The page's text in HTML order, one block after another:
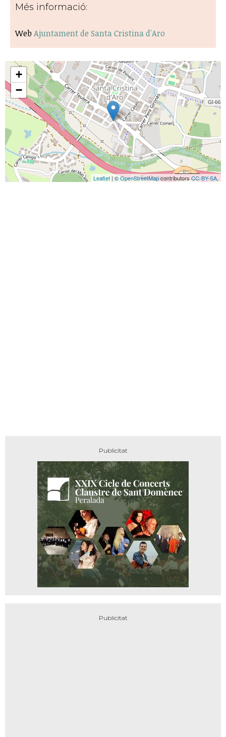
Més informació:
WebAjuntament de Santa Cristina d'Aro
+
−
Leaflet | ©OpenStreetMapcontributorsCC-BY-SA,